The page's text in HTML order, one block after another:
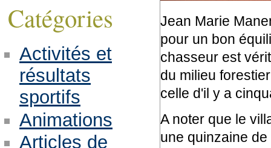
Jean Marie
pour un bon
chasseur est
du milieu
celle d'il y a
A noter que le
une quinzaine
Catégories
Activités et
résultats
sportifs
Animations
Articles de